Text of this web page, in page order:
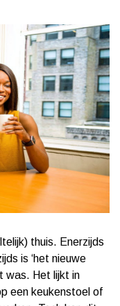
thuis. Enerzijds
is ‘het nieuwe
was. Het lijkt in
een keukenstoel of